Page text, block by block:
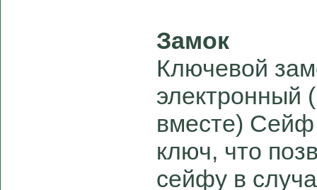
Замок
Ключевой
электронный
вместе) Сейф
ключ, что
сейфу в